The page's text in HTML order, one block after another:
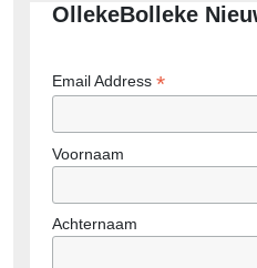
OllekeBolleke
Email Address *
Voornaam
Achternaam